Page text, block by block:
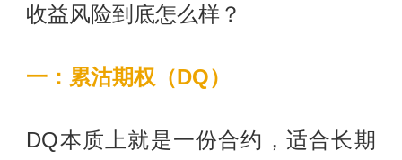
收益风险到底怎么样？
一：累沽期权（DQ）
DQ本质上就是一份合约，适合长期